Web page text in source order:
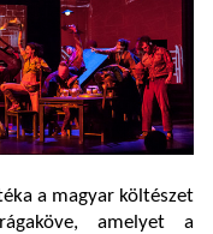
a magyar költészet
amelyet a